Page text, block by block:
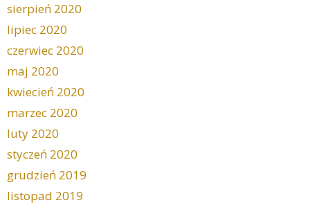
sierpień 2020
lipiec 2020
czerwiec 2020
maj 2020
kwiecień 2020
marzec 2020
luty 2020
styczeń 2020
grudzień 2019
listopad 2019